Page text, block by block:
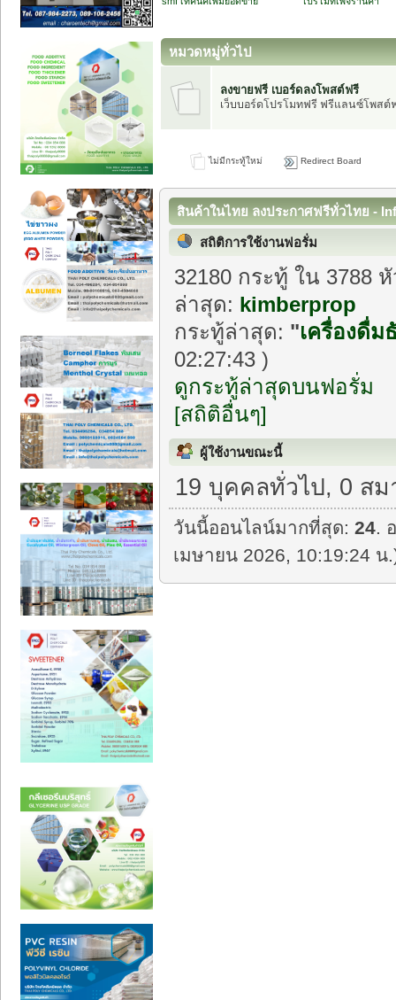
หมวดหมู่ทั่วไป
ลงขายฟรี เบอร์ดลงโพสต์ฟรี
เว็บบอร์ดโปรโมทฟรี ฟรีแลนซ์โพสต์
ไม่มีกระทู้ใหม่ Redirect Board
สินค้าในไทย ลงประกาศฟรีทั่วไทย -
สถิติการใช้งานฟอรั่ม
32180 กระทู้ ใน 3788
ล่าสุด: kimberprop
กระทู้ล่าสุด: "เครื่องดื่
02:27:43 )
ดูกระทู้ล่าสุดบนฟอรั่ม
[สถิติอื่นๆ]
ผู้ใช้งานขณะนี้
19 บุคคลทั่วไป, 0 สม
วันนี้ออนไลน์มากที่สุด:24.
เมษายน 2026, 10:19:24 น